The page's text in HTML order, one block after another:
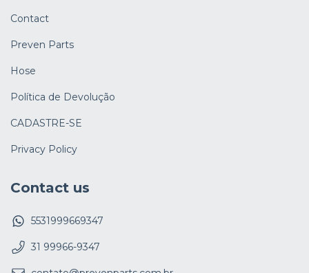
Contact
Preven Parts
Hose
Política de Devolução
CADASTRE-SE
Privacy Policy
Contact us
5531999669347
31 99966-9347